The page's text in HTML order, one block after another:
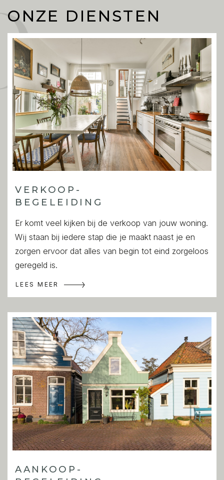
ONZE DIENSTEN
VERKOOP-
BEGELEIDING
Er komt veel kijken bij de verkoop van jouw woning.
Wij staan bij iedere stap die je maakt naast je en
zorgen ervoor dat alles van begin tot eind zorgeloos
geregeld is.
LEES MEER
AANKOOP-